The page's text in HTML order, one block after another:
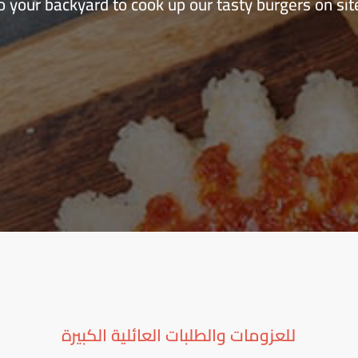
للعزومات والطلبات العائلية الكبيرة